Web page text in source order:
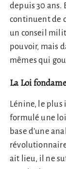
depuis 30 ans.
continuent de
un conseil
pouvoir, mais
mêmes qui
La Loi
Lénine, le
formulé une
base d’une
ait lieu, il ne